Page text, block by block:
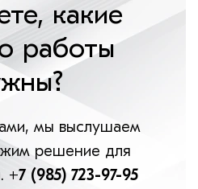
какие
работы
мы выслушаем
решение для
+7 (985) 723-97-95